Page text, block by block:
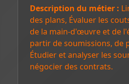
Description du métier :
des plans, Évaluer les
de la main-d'œuvre et de
partir de soumissions, de
Étudier et analyser les
négocier des contrats.